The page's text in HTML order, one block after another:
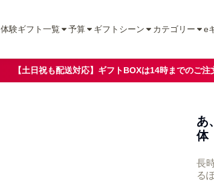
体験ギフト一覧 予算 ギフトシーン カテゴリー e
【土日祝も配送対応】ギフトBOXは14時までのご
あ
体
長
る